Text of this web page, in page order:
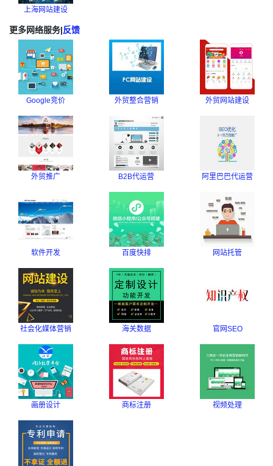
上海网站建设
更多网络服务|反馈
Google竞价 外贸整合营销 外贸网站建设
外贸推广 B2B代运营 阿里巴巴代运营
软件开发 百度快排 网站托管
社会化媒体营销 海关数据 官网SEO
画册设计 商标注册 视频处理